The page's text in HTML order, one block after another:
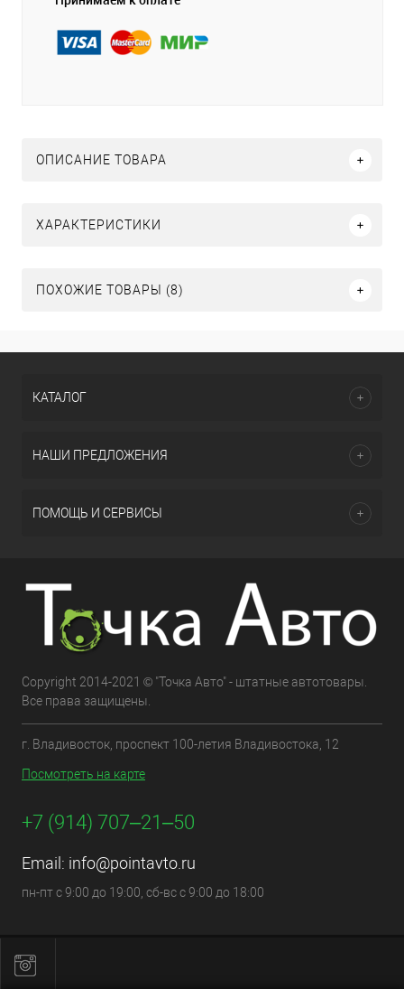
ОПИСАНИЕ ТОВАРА
ХАРАКТЕРИСТИКИ
ПОХОЖИЕ ТОВАРЫ (8)
КАТАЛОГ
НАШИ ПРЕДЛОЖЕНИЯ
ПОМОЩЬ И СЕРВИСЫ
Copyright 2014-2021 © "Точка Авто" - штатные автотовары.
Все права защищены.
г. Владивосток, проспект 100-летия Владивостока, 12
Посмотреть на карте
+7 (914) 707‒21‒50
Email: info@pointavto.ru
пн-пт с 9:00 до 19:00, сб-вс с 9:00 до 18:00